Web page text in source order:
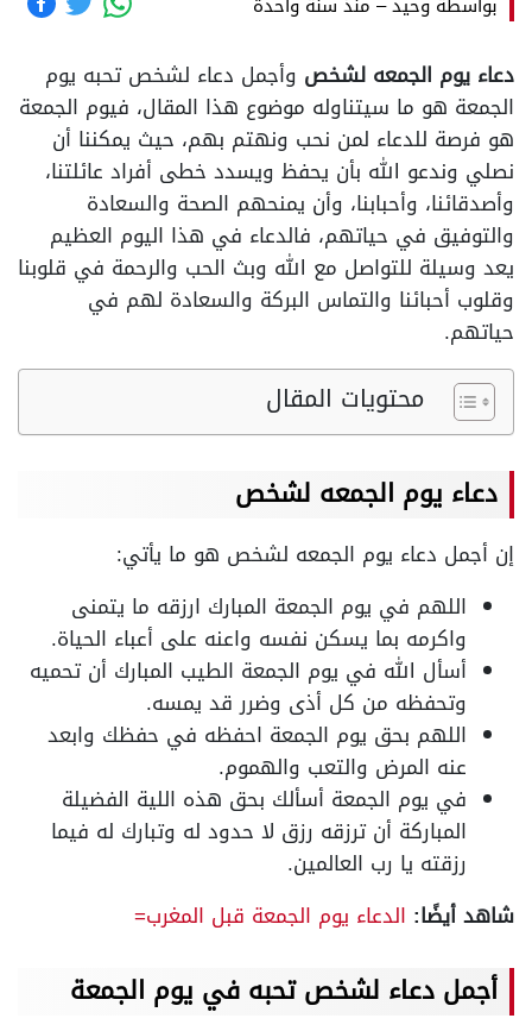
دعاء يوم الجمعه لشخص وأجمل دعاء لشخص تحبه يوم
الجمعة هو ما سيتناوله موضوع هذا المقال، فيوم الجمعة
هو فرصة للدعاء لمن نحب ونهتم بهم، حيث يمكننا أن
نصلي وندعو الله بأن يحفظ ويسدد خطى أفراد عائلتنا،
وأصدقائنا، وأحبابنا، وأن يمنحهم الصحة والسعادة
والتوفيق في حياتهم، فالدعاء في هذا اليوم العظيم
يعد وسيلة للتواصل مع الله وبث الحب والرحمة في قلوبنا
وقلوب أحبائنا والتماس البركة والسعادة لهم في
حياتهم.
محتويات المقال
دعاء يوم الجمعه لشخص
إن أجمل دعاء يوم الجمعه لشخص هو ما يأتي:
اللهم في يوم الجمعة المبارك ارزقه ما يتمنى
واكرمه بما يسكن نفسه واعنه على أعباء الحياة.
أسأل الله في يوم الجمعة الطيب المبارك أن تحميه
وتحفظه من كل أذى وضرر قد يمسه.
اللهم بحق يوم الجمعة احفظه في حفظك وابعد
عنه المرض والتعب والهموم.
في يوم الجمعة أسألك بحق هذه اللية الفضيلة
المباركة أن ترزقه رزق لا حدود له وتبارك له فيما
رزقته يا رب العالمين.
شاهد أيضًا: الدعاء يوم الجمعة قبل المغرب=
أجمل دعاء لشخص تحبه في يوم الجمعة